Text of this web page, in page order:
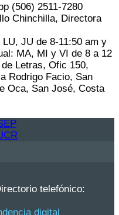
(506) 2511-7280
Chinchilla, Directora
JU de 8-11:50 am y
MA, MI y VI de 8 a 12
Letras, Ofic 150,
Rodrigo Facio, San
Oca, San José, Costa
telefónico:
digital